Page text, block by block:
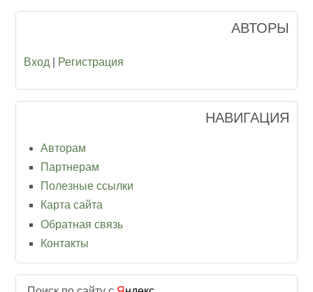
АВТОРЫ
Вход Регистрация
НАВИГАЦИЯ
Авторам
Партнерам
Полезные ссылки
Карта сайта
Обратная связь
Контакты